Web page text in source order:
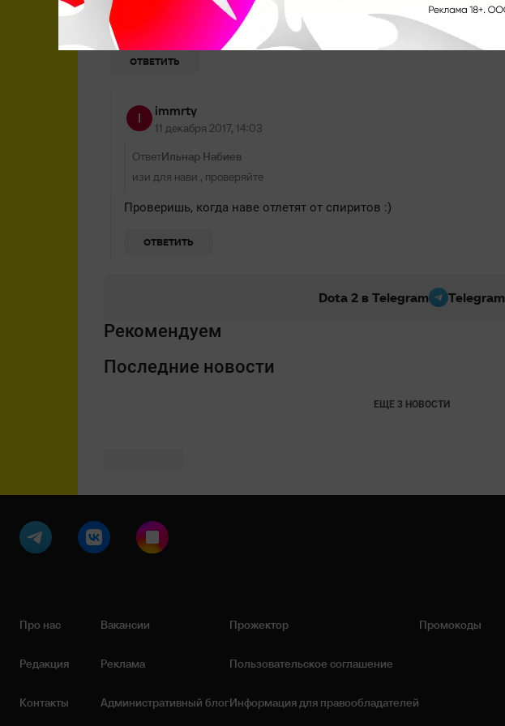
изи для нави , проверяйте
ОТВЕТИТЬ
immrty
11 декабря 2017, 14:03
ОтветИльнар Набиев
изи для нави , проверяйте
Проверишь, когда наве отлетят от спиритов :)
ОТВЕТИТЬ
Dota 2 в Telegram Telegram
Рекомендуем
Последние новости
ЕЩЕ 3 НОВОСТИ
Про нас
Редакция
Контакты
Вакансии
Реклама
Административный блог
Прожектор
Пользовательское соглашение
Информация для правообладателей
Промокоды